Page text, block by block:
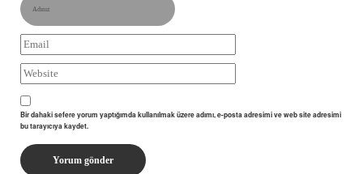
Bir dahaki sefere yorum yaptığımda kullanılmak üzere adımı, e-posta adresimi ve web site adresimi
bu tarayıcıya kaydet.